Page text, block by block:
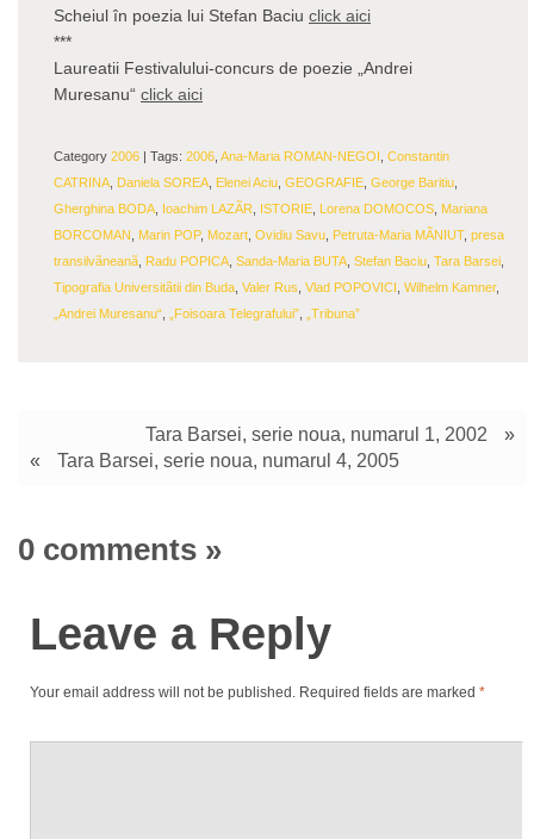
Scheiul în poezia lui Stefan Baciu click aici
***
Laureatii Festivalului-concurs de poezie „Andrei
Muresanu“ click aici
Category 2006 | Tags: 2006 Ana-Maria ROMAN-NEGOI Constantin
CATRINA Daniela SOREA Elenei Aciu GEOGRAFIE George Baritiu
Gherghina BODA Ioachim LAZÃR ISTORIE Lorena DOMOCOS Mariana
BORCOMAN
Marin POP, Mozart Ovidiu Savu Petruta-Maria MÃNIUT, presa
transilvãneanã Radu POPICA Sanda-Maria BUTA Stefan Baciu Tara Barsei
Tipografia Universitãtii din Buda Valer Rus Vlad POPOVICI Wilhelm Kamner,
„Andrei Muresanu“
„Foisoara Telegrafului” „Tribuna”
Tara Barsei, serie noua, numarul 1, 2002
»
«
Tara Barsei, serie noua, numarul 4, 2005
0 comments »
Leave a Reply
Your email address will not be published. Required fields are marked *